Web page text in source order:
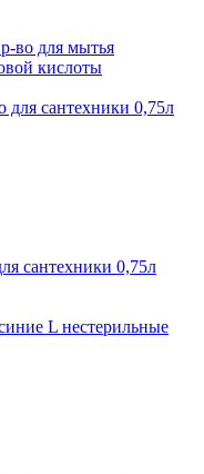
во для мытья
кислоты
сантехники 0,75л